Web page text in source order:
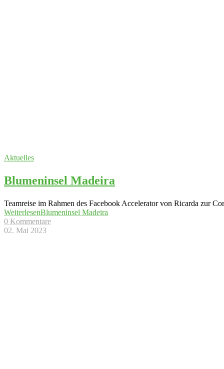
Aktuelles
Blumeninsel Madeira
Teamreise im Rahmen des Facebook Accelerator von Ricarda zur
WeiterlesenBlumeninsel Madeira
0 Kommentare
02. Mai 2023